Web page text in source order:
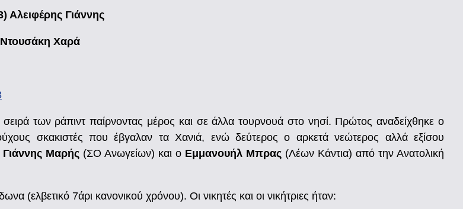
Αλειφέρης Γιάννης
Χαρά
των ράπιντ παίρνοντας μέρος και σε άλλα τουρνουά στο νησί. Πρώτος αναδείχθηκε ο
σκακιστές που έβγαλαν τα Χανιά, ενώ δεύτερος ο αρκετά νεώτερος αλλά εξίσου
Γιάννης Μαρής (ΣΟ Ανωγείων) και ο Εμμανουήλ Μπρας (Λέων Κάντια) από την Ανατολική
(ελβετικό 7άρι κανονικού χρόνου). Οι νικητές και οι νικήτριες ήταν: